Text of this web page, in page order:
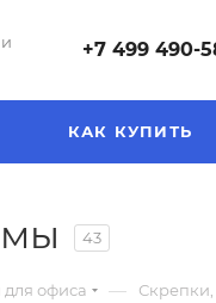
+7 499 490-
КАК КУПИТЬ
43
офиса —